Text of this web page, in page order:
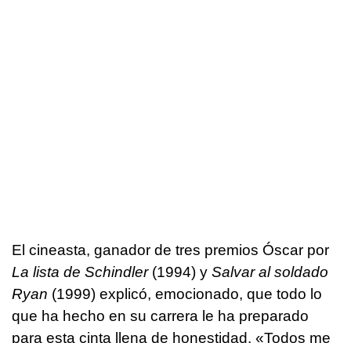
El cineasta, ganador de tres premios Óscar por
La lista de Schindler(1994) y Salvar al soldado
Ryan (1999) explicó, emocionado, que todo lo
que ha hecho en su carrera le ha preparado
para esta cinta llena de honestidad. «Todos me